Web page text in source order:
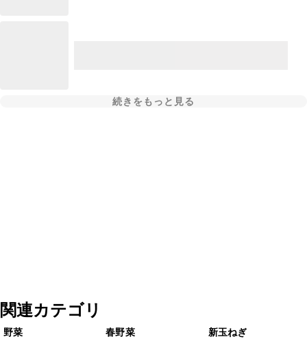
続きをもっと見る
関連カテゴリ
野菜 春野菜 新玉ねぎ